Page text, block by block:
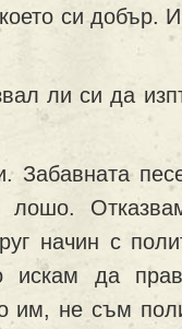
си добър.
ли си да
Забавната
начин с
искам да
им, не съм